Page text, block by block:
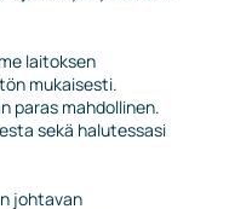
laitoksen
mukaisesti.
paras mahdollinen.
sekä halutessasi
johtavan